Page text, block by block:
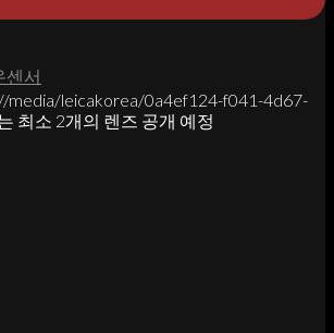
센서
media/leicakorea/0a4ef124-f041-4d67-
최소 2개의 렌즈 공개 예정